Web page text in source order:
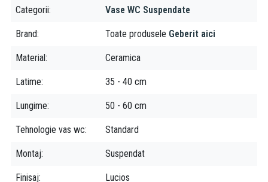
Categorii Vase WC Suspendate
Brand Toate produsele Geberit aici
Material Ceramica
Latime 35 - 40 cm
Lungime 50 - 60 cm
Tehnologie vas wc Standard
Montaj Suspendat
Finisaj Lucios